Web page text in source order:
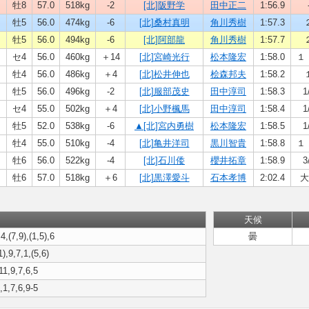
牡8 57.0 518kg -2 [北]阪野学 田中正二 1:56.9
牡5
56.0 474kg -6 [北]桑村真明 角川秀樹 1:57.3
牡5
56.0 494kg -6 [北]阿部龍 角川秀樹 1:57.7
セ4
56.0 460kg ＋14 [北]宮崎光行 松本隆宏 1:58.0
１
牡4
56.0 486kg ＋4 [北]松井伸也 桧森邦夫 1:58.2
牡5
56.0 496kg -2 [北]服部茂史 田中淳司 1:58.3
セ4
55.0 502kg ＋4 [北]小野楓馬 田中淳司 1:58.4
牡5
52.0 538kg -6 ▲[北]宮内勇樹 松本隆宏 1:58.5
牡4
55.0 510kg -4 [北]亀井洋司 黒川智貴 1:58.8
１
牡6
56.0 522kg -4 [北]石川倭 櫻井拓章 1:58.9
牡6
57.0 518kg ＋6 [北]黒澤愛斗 石本孝博 2:02.4
5
天候
曇